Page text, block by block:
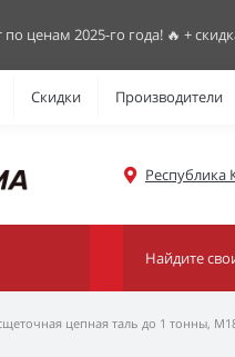
ценам 2025-го года! 🔥 +
Скидки Производители
Республика
цепная таль до 1 тонны,